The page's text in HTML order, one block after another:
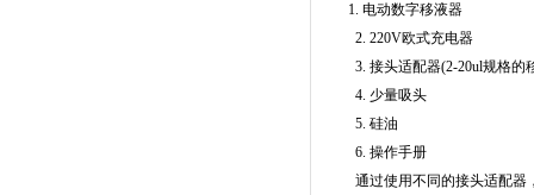
1. 电动数字
2. 220V欧式充
3. 接头适配器(2-20ul规格
4. 少量
5. 硅
6. 操作
通过使用不同的接头适配器